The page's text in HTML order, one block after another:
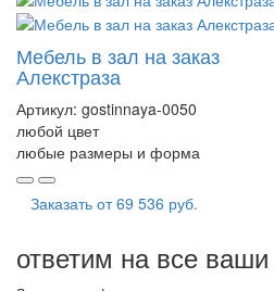
Мебель в зал на заказ
Алекстраза
Артикул: gostinnaya-0050
любой цвет
любые размеры и форма
Заказать от69 536 руб.
ответим на все